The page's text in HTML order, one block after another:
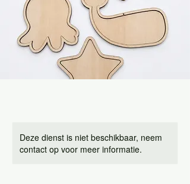
Deze dienst is niet beschikbaar, neem
contact op voor meer informatie.